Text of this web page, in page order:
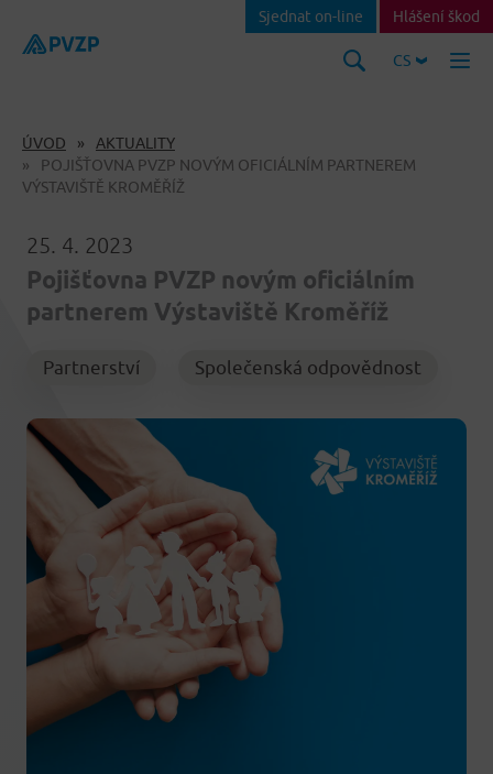
CS
Sjednat on-line Hlášení škod
ÚVOD
AKTUALITY
POJIŠŤOVNA PVZP NOVÝM OFICIÁLNÍM PARTNEREM
VÝSTAVIŠTĚ KROMĚŘÍŽ
25. 4. 2023
Pojišťovna PVZP novým oficiálním
partnerem Výstaviště Kroměříž
Partnerství Společenská odpovědnost